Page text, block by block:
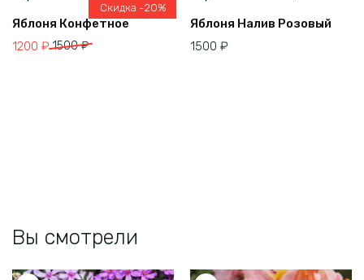
Этот
Скидка -20%
Яблоня Конфетное
1500₽
Первоначальная
1200 ₽
Текущая
Этот
Яблоня Налив Розовый
1500 ₽
Вы смотрели